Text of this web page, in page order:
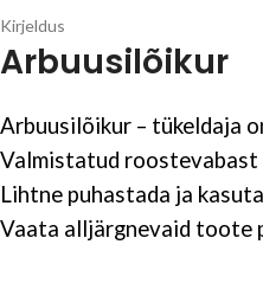
Kirjeldus
Arbuusilõikur
Arbuusilõikur – tükeldaja
Valmistatud
Lihtne puhastada ja
Vaata alljärgnevaid toote